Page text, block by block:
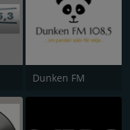
Dunken FM